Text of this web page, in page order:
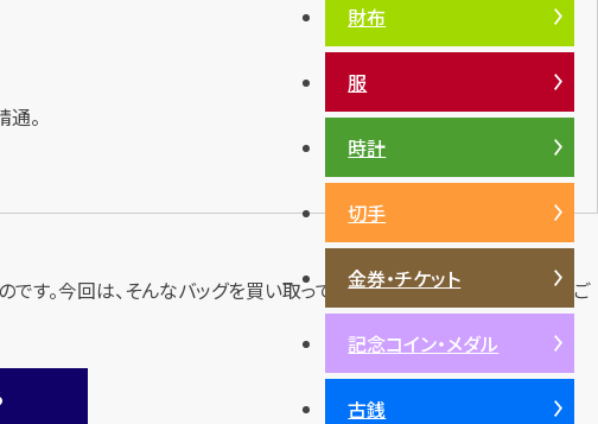
。
す。今回は、そんなバッグを買い取ってもらうためのポイントやコツをご
ダイヤモンド
サファイア
パール
サンゴ
ヒスイ
財布
服
時計
切手
金券・チケット
記念コイン・メダル
古銭